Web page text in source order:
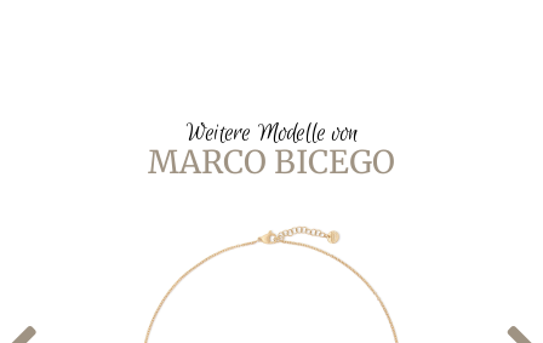
Weitere Modelle von
MARCO BICEGO